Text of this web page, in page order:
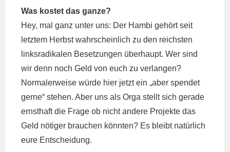
Was kostet das ganze?
Hey, mal ganz unter uns: Der Hambi gehört seit
letztem Herbst wahrscheinlich zu den reichsten
linksradikalen Besetzungen überhaupt. Wer sind
wir denn noch Geld von euch zu verlangen?
Normalerweise würde hier jetzt ein „aber spendet
gerne“ stehen. Aber uns als Orga stellt sich gerade
ernsthaft die Frage ob nicht andere Projekte das
Geld nötiger brauchen könnten? Es bleibt natürlich
eure Entscheidung.